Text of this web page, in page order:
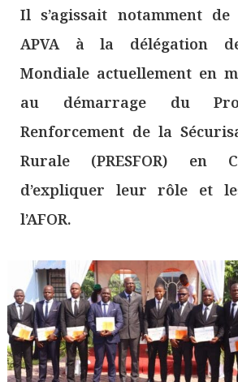
Il s’agissait notamment
APVA à la délégation
Mondiale actuellement en
au démarrage du
Renforcement de la
Rurale (PRESFOR) en
d’expliquer leur rôle et
l’AFOR.